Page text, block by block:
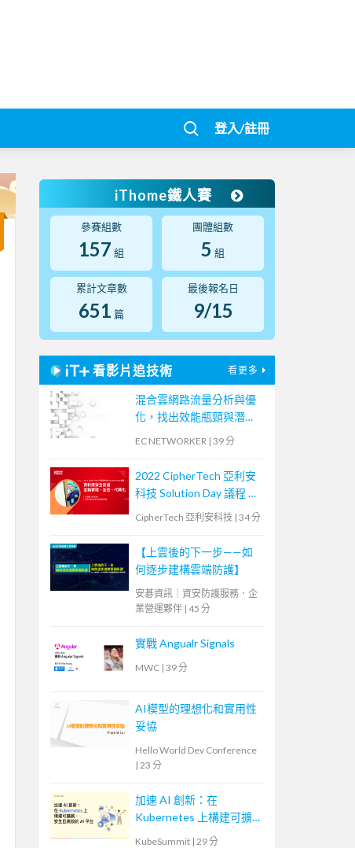
登入/註冊
iThome鐵人賽
參賽組數
157 組
團體組數
5 組
累計文章數
651 篇
最後報名日
9/15
看影片追技術 看更多
混合雲網路流量分析與優
化，找出效能瓶頸與潛在
EC NETWORKER | 39 分
2022 CipherTech 亞利安
科技 Solution Day 議程 —
資料庫安全防護，金鑰管
CipherTech 亞利安科技 | 34 分
【上雲後的下一步——如
何逐步建構雲端防護】
安碁資訊｜資安防護服務．企
業營運夥伴 | 45 分
實戰 Angualr Signals
MWC | 39 分
AI模型的理想化和實用性
妥協
Hello World Dev Conference
| 23 分
加速 AI 創新：在
Kubernetes 上構建可擴
展、安全且高效的 AI 平
KubeSummit | 29 分